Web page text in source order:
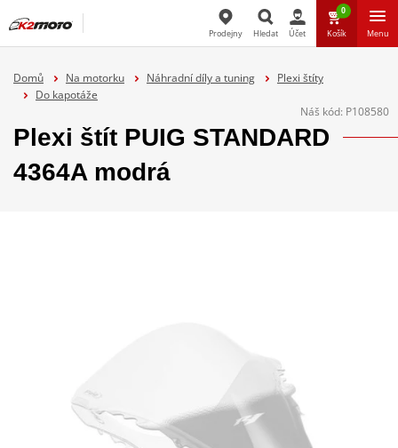
Prodejny Hledat Účet
0
Košík Menu
Domů Na motorku Náhradní díly a tuning
Plexi štíty
Do kapotáže
Náš kód: P108580
Plexi štít PUIG STANDARD
4364A modrá